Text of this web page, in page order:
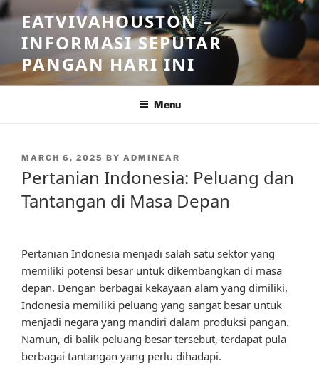
Skip
to
content
EATVIVAHOUSTON –
INFORMASI SEPUTAR
PANGAN HARI INI
Menu
POSTED
MARCH 6, 2025 BY ADMINEAR
Pertanian Indonesia: Peluang dan
Tantangan di Masa Depan
Pertanian Indonesia menjadi salah satu sektor yang
memiliki potensi besar untuk dikembangkan di masa
depan. Dengan berbagai kekayaan alam yang dimiliki,
Indonesia memiliki peluang yang sangat besar untuk
menjadi negara yang mandiri dalam produksi pangan.
Namun, di balik peluang besar tersebut, terdapat pula
berbagai tantangan yang perlu dihadapi.